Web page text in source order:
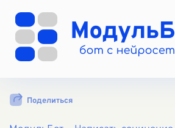
Выбрать режим
Поделиться